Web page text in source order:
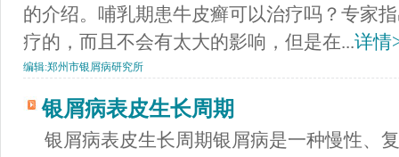
的介绍。哺乳期患牛皮癣可以治疗吗？专家
疗的，而且不会有太大的影响，但是在...详情
编辑:郑州市银屑病研究所
银屑病表皮生长周期
银屑病表皮生长周期银屑病是一种慢性、